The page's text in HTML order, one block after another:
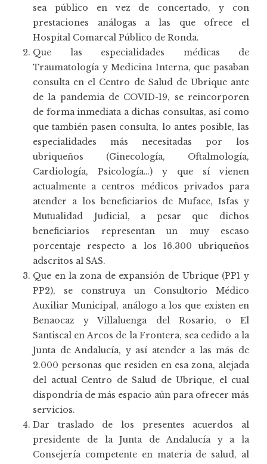
sea público en vez de concertado, y con
prestaciones análogas a las que ofrece el
Hospital Comarcal Público de Ronda.
Que las especialidades médicas de
Traumatología y Medicina Interna, que pasaban
consulta en el Centro de Salud de Ubrique ante
de la pandemia de COVID-19, se reincorporen
de forma inmediata a dichas consultas, así como
que también pasen consulta, lo antes posible, las
especialidades más necesitadas por los
ubriqueños (Ginecología, Oftalmología,
Cardiología, Psicología…) y que sí vienen
actualmente a centros médicos privados para
atender a los beneficiarios de Muface, Isfas y
Mutualidad Judicial, a pesar que dichos
beneficiarios representan un muy escaso
porcentaje respecto a los 16.300 ubriqueños
adscritos al SAS.
Que en la zona de expansión de Ubrique (PP1 y
PP2), se construya un Consultorio Médico
Auxiliar Municipal, análogo a los que existen en
Benaocaz y Villaluenga del Rosario, o El
Santiscal en Arcos de la Frontera, sea cedido a la
Junta de Andalucía, y así atender a las más de
2.000 personas que residen en esa zona, alejada
del actual Centro de Salud de Ubrique, el cual
dispondría de más espacio aún para ofrecer más
servicios.
Dar traslado de los presentes acuerdos al
presidente de la Junta de Andalucía y a la
Consejería competente en materia de salud, al